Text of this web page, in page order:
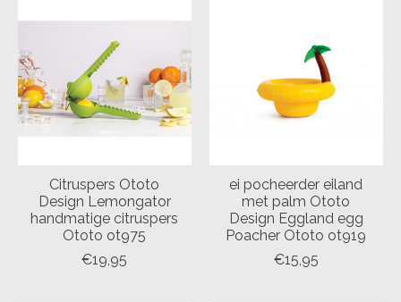
Citruspers Ototo
Design Lemongator
handmatige citruspers
Ototo ot975
€19,95
ei pocheerder eiland
met palm Ototo
Design Eggland egg
Poacher Ototo ot919
€15,95